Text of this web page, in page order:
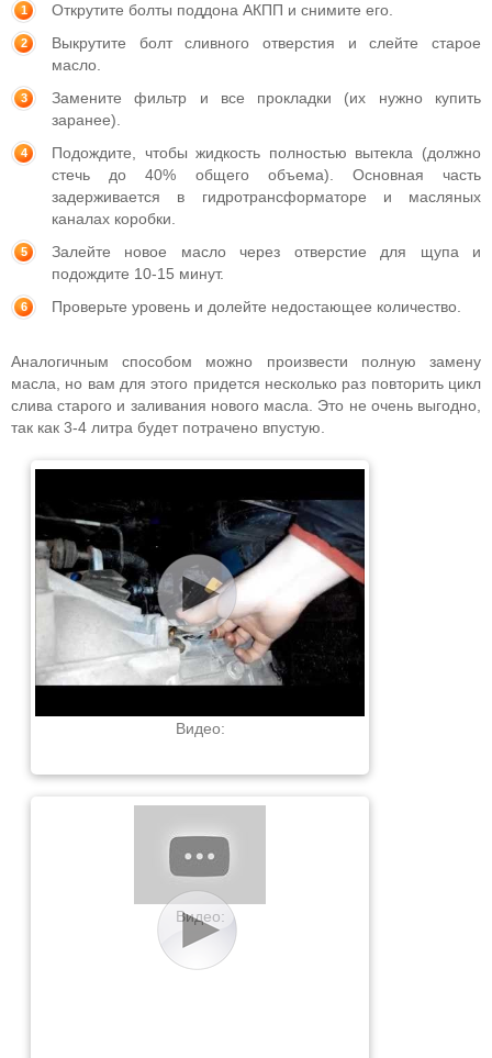
Открутите болты поддона АКПП и снимите его.
Выкрутите болт сливного отверстия и слейте старое
масло.
Замените фильтр и все прокладки (их нужно купить
заранее).
Подождите, чтобы жидкость полностью вытекла (должно
стечь до 40% общего объема). Основная часть
задерживается в гидротрансформаторе и масляных
каналах коробки.
Залейте новое масло через отверстие для щупа и
подождите 10-15 минут.
Проверьте уровень и долейте недостающее количество.
Аналогичным способом можно произвести полную замену
масла, но вам для этого придется несколько раз повторить цикл
слива старого и заливания нового масла. Это не очень выгодно,
так как 3-4 литра будет потрачено впустую.
Видео:
Видео: